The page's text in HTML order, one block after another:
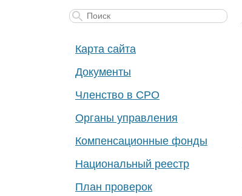
Карта сайта
Документы
Членство в СРО
Органы управления
Компенсационные фонды
Национальный реестр
План проверок